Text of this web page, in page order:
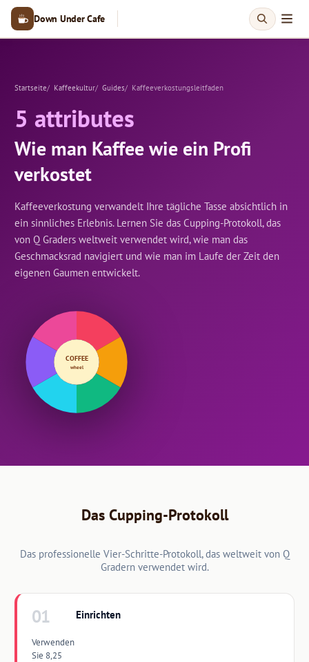
Down Under Cafe
Startseite Kaffeekultur Guides Kaffeeverkostungsleitfaden
5 attributes
Wie man Kaffee wie ein Profi
verkostet
Kaffeeverkostung verwandelt Ihre tägliche Tasse absichtlich in
ein sinnliches Erlebnis. Lernen Sie das Cupping-Protokoll, das
von Q Graders weltweit verwendet wird, wie man das
Geschmacksrad navigiert und wie man im Laufe der Zeit den
eigenen Gaumen entwickelt.
COFFEE
wheel
Das Cupping-Protokoll
Das professionelle Vier-Schritte-Protokoll, das weltweit von Q
Gradern verwendet wird.
01 Einrichten
Verwenden
Sie 8,25